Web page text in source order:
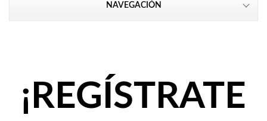
NAVEGACIÓN
¡REGÍSTRATE